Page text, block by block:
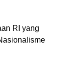
RI yang